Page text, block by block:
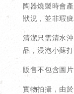
陶器燒製時會
狀況，並非瑕疵
清潔只需清水
品，浸泡小蘇
販售不包含圖
實物拍攝，由